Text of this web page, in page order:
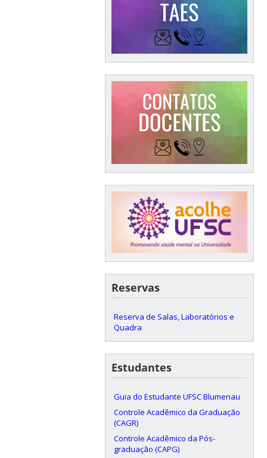
Reservas
Reserva de Salas, Laboratórios e
Quadra
Estudantes
Guia do Estudante UFSC Blumenau
Controle Acadêmico da Graduação
(CAGR)
Controle Acadêmico da Pós-
graduação (CAPG)